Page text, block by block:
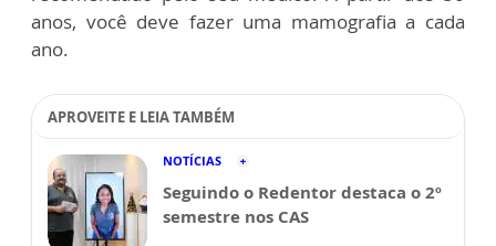
anos, você deve fazer uma mamografia a cada
ano.
APROVEITE E LEIA TAMBÉM
NOTÍCIAS
Seguindo o Redentor destaca o 2º
semestre nos CAS